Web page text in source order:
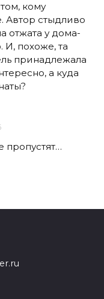
кому
Автор стыдливо
отжата у дома-
И, похоже, та
принадлежала
а куда
пропустят…